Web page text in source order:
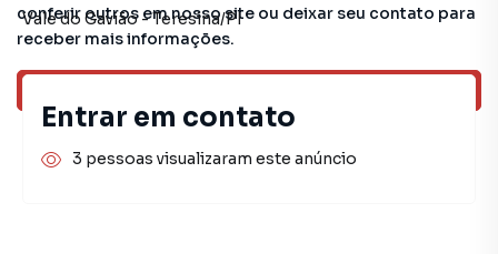
conferir outros em nosso site ou deixar seu contato para
receber mais informações.
Vale do Gavião-Teresina/PI
Entrar em contato
3 pessoas visualizaram este anúncio